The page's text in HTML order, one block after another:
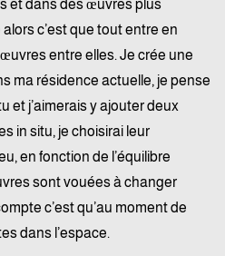
et dans des œuvres plus
alors c’est que tout entre en
entre elles. Je crée une
ma résidence actuelle, je pense
et j’aimerais y ajouter deux
in situ, je choisirai leur
en fonction de l’équilibre
sont vouées à changer
c’est qu’au moment de
dans l’espace.